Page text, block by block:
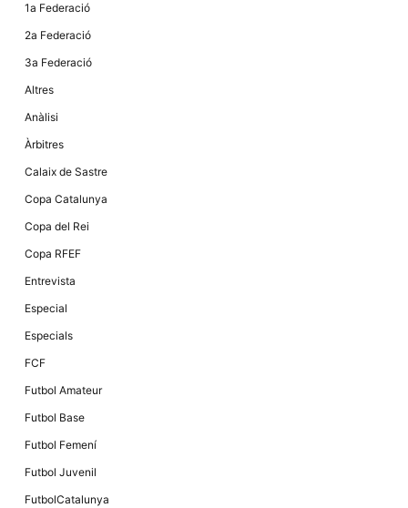
1a Federació
2a Federació
3a Federació
Altres
Anàlisi
Àrbitres
Calaix de Sastre
Copa Catalunya
Copa del Rei
Copa RFEF
Entrevista
Especial
Especials
FCF
Futbol Amateur
Futbol Base
Futbol Femení
Futbol Juvenil
FutbolCatalunya